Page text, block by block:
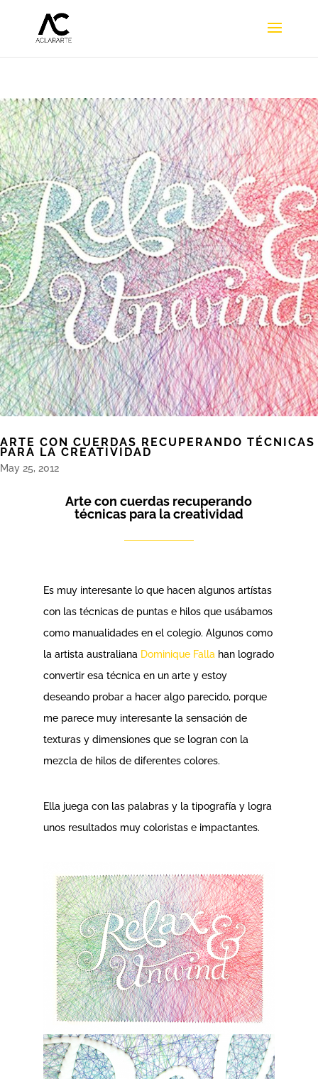
ARTE CON CUERDAS RECUPERANDO TÉCNICAS
PARA LA CREATIVIDAD
May 25, 2012
Arte con cuerdas recuperando
técnicas para la creatividad
Es muy interesante lo que hacen algunos artístas
con las técnicas de puntas e hilos que usábamos
como manualidades en el colegio. Algunos como
la artista australiana Dominique Falla han logrado
convertir esa técnica en un arte y estoy
deseando probar a hacer algo parecido, porque
me parece muy interesante la sensación de
texturas y dimensiones que se logran con la
mezcla de hilos de diferentes colores.
Ella juega con las palabras y la tipografía y logra
unos resultados muy coloristas e impactantes.